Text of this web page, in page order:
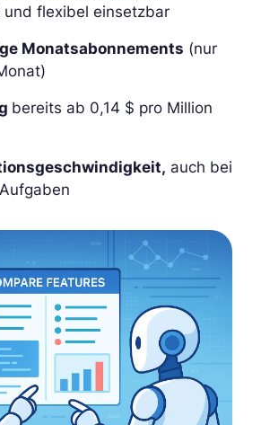
flexibel einsetzbar
Monatsabonnements (nur
bereits ab 0,14 $ pro Million
auch bei